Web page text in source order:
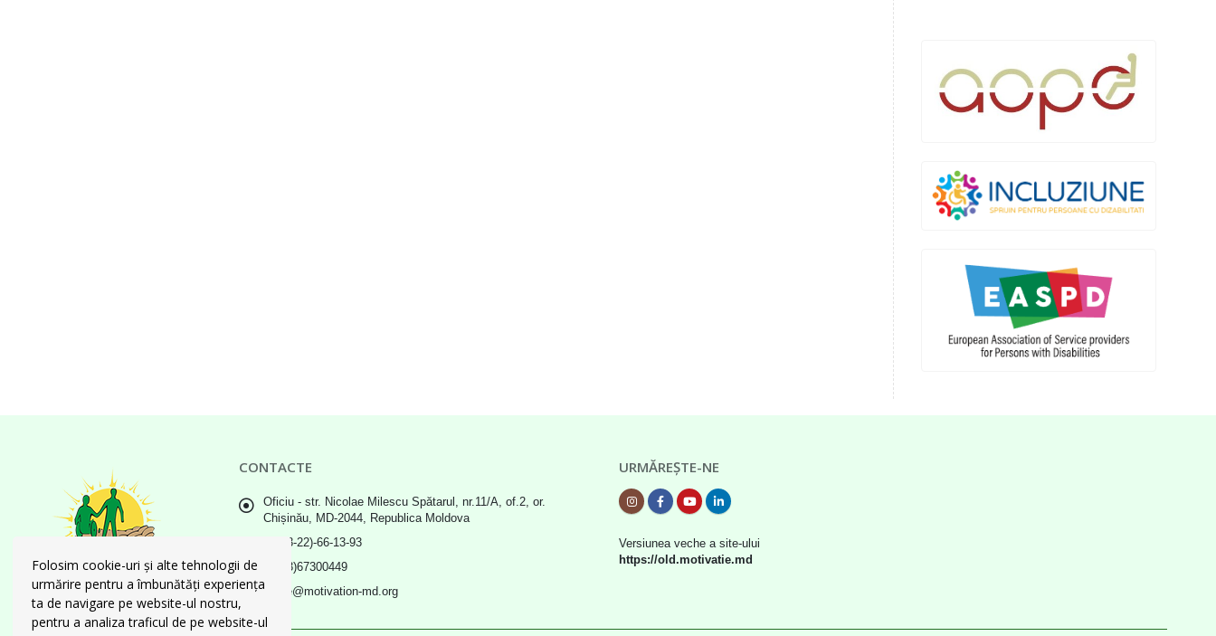
Folosim cookie-uri și alte tehnologii de
urmărire pentru a îmbunătăți experiența
ta de navigare pe website-ul nostru,
pentru a analiza traficul de pe website-ul
CONTACTE
Oficiu - str. Nicolae Milescu Spătarul, nr.11/A, of.2, or.
Chișinău, MD-2044, Republica Moldova
(+373-22)-66-13-93
(+373)67300449
office@motivation-md.org
URMĂREȘTE-NE
Versiunea veche a site-ului
https://old.motivatie.md